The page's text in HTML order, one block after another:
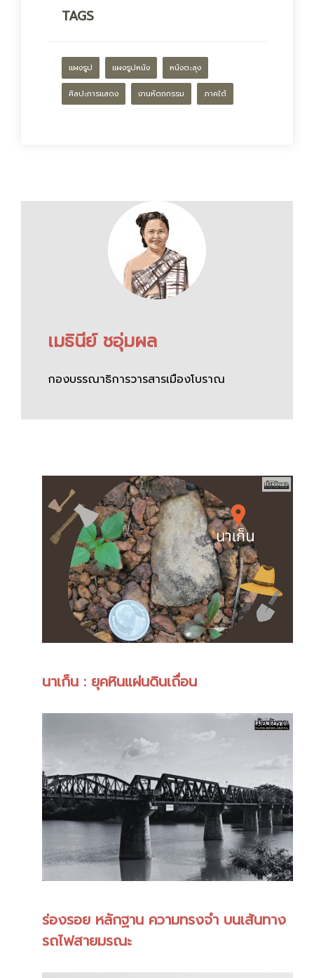
TAGS
แผงรูป แผงรูปหนัง หนังตะลุง
ศิลปะการแสดง งานหัตถกรรม ภาคใต้
เมธินีย์ ชอุ่มผล
กองบรรณาธิการวารสารเมืองโบราณ
นาเก็น : ยุคหินแผ่นดินเถื่อน
ร่องรอย หลักฐาน ความทรงจำ บนเส้นทาง
รถไฟสายมรณะ